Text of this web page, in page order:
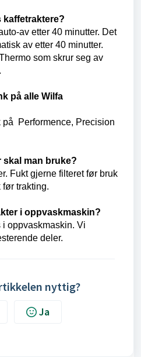
kaffetraktere?
av etter 40 minutter. Det
av etter 40 minutter.
som skrur seg av
på alle Wilfa
på Performence, Precision
skal man bruke?
Fukt gjerne filteret før bruk
trakting.
i oppvaskmaskin?
oppvaskmaskin. Vi
deler.
nyttig?
Ja